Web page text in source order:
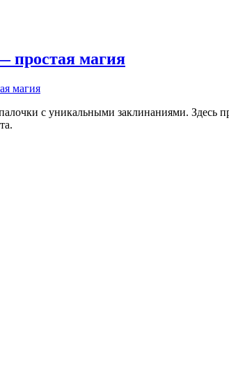
простая магия
с уникальными заклинаниями. Здесь